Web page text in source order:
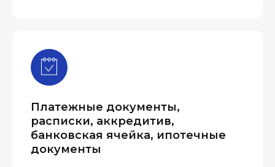
Платежные документы,
расписки, аккредитив,
банковская ячейка, ипотечные
документы